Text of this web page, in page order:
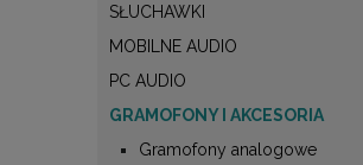
SŁUCHAWKI
MOBILNE AUDIO
PC AUDIO
GRAMOFONY I AKCESORIA
Gramofony analogowe